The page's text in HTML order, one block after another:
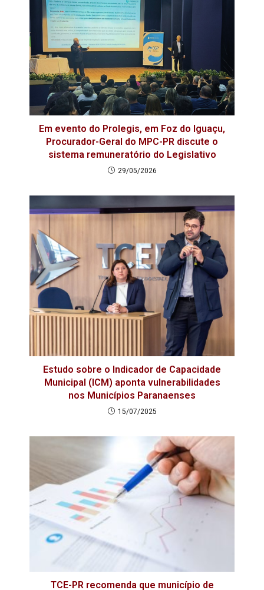
Em evento do Prolegis, em Foz do Iguaçu,
Procurador-Geral do MPC-PR discute o
sistema remuneratório do Legislativo
29/05/2026
Estudo sobre o Indicador de Capacidade
Municipal (ICM) aponta vulnerabilidades
nos Municípios Paranaenses
15/07/2025
TCE-PR recomenda que município de